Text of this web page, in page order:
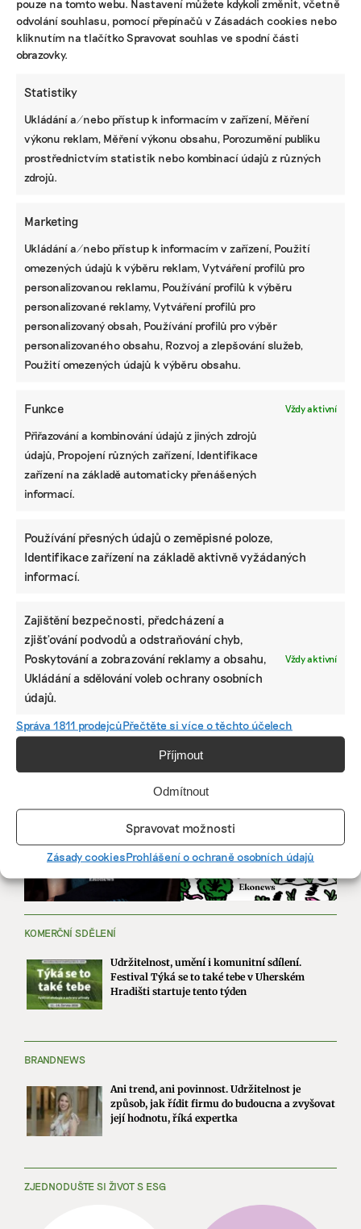
pouze na tomto webu. Nastavení můžete kdykoli změnit, včetně
odvolání souhlasu, pomocí přepínačů v Zásadách cookies nebo
kliknutím na tlačítko Spravovat souhlas ve spodní části
obrazovky.
Statistiky
Ukládání a/nebo přístup k informacím v zařízení, Měření
výkonu reklam, Měření výkonu obsahu, Porozumění publiku
prostřednictvím statistik nebo kombinací údajů z různých
zdrojů.
Marketing
Ukládání a/nebo přístup k informacím v zařízení, Použití
omezených údajů k výběru reklam, Vytváření profilů pro
personalizovanou reklamu, Používání profilů k výběru
personalizované reklamy, Vytváření profilů pro
personalizovaný obsah, Používání profilů pro výběr
personalizovaného obsahu, Rozvoj a zlepšování služeb,
Použití omezených údajů k výběru obsahu.
Funkce Vždy aktivní
Přiřazování a kombinování údajů z jiných zdrojů
údajů, Propojení různých zařízení, Identifikace
zařízení na základě automaticky přenášených
informací.
Používání přesných údajů o zeměpisné poloze,
Identifikace zařízení na základě aktivně vyžádaných
informací.
Zajištění bezpečnosti, předcházení a
zjišťování podvodů a odstraňování chyb,
Poskytování a zobrazování reklamy a obsahu,
Ukládání a sdělování voleb ochrany osobních
údajů.
Vždy aktivní
Správa 1811 prodejcůPřečtěte si více o těchto účelech
Příjmout
Odmítnout
Spravovat možnosti
Zásady cookiesProhlášení o ochraně osobních údajů
ODEBÍREJTE NÁŠ NEWSLETTER
Martin Abel
Chceme získat desítky milionů na
udržitelnost, říká právník Abel. Po střetu s
Turkem rozjíždí fond s podporou
developera Sekyry
Přihlásit odběr
popisuje brněnská floristka problémy s
květinami z Afriky
STÁHNĚTE SI NAŠE E-BOOKY
KOMERČNÍ SDĚLENÍ
Udržitelnost, umění i komunitní sdílení.
Festival Týká se to také tebe v Uherském
Hradišti startuje tento týden
BRANDNEWS
Ani trend, ani povinnost. Udržitelnost je
způsob, jak řídit firmu do budoucna a zvyšovat
její hodnotu, říká expertka
ZJEDNODUŠTE SI ŽIVOT S ESG